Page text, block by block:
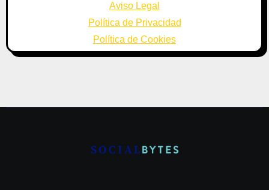
Aviso Legal
Política de Privacidad
Política de Cookies